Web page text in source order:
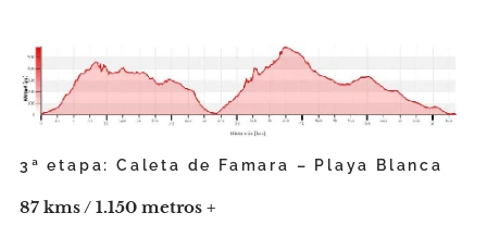
3ª etapa: Caleta de Famara – Playa Blanca
87 kms / 1.150 metros +